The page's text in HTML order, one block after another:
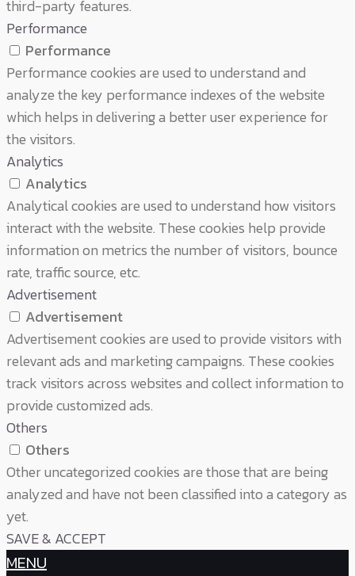
third-party features.
Performance
Performance
Performance cookies are used to understand and
analyze the key performance indexes of the website
which helps in delivering a better user experience for
the visitors.
Analytics
Analytics
Analytical cookies are used to understand how visitors
interact with the website. These cookies help provide
information on metrics the number of visitors, bounce
rate, traffic source, etc.
Advertisement
Advertisement
Advertisement cookies are used to provide visitors with
relevant ads and marketing campaigns. These cookies
track visitors across websites and collect information to
provide customized ads.
Others
Others
Other uncategorized cookies are those that are being
analyzed and have not been classified into a category as
yet.
SAVE & ACCEPT
MENU